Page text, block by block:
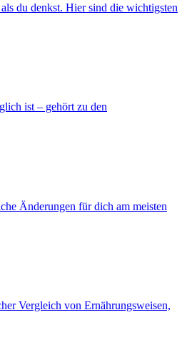
du denkst. Hier sind die wichtigsten
ist – gehört zu den
Änderungen für dich am meisten
Vergleich von Ernährungsweisen,